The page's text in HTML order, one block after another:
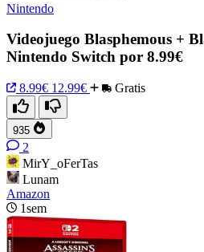
Nintendo
Videojuego Blasphemous +
Nintendo Switch por 8.99€
8.99€ 12.99€ Gratis
935
2
MirY_oFerTas
Lunam
Amazon
1sem